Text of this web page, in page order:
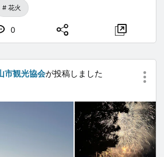
のに対し、台湾の大きなイベン
）は約5分程度しかなく、その差
館山の花火の特徴は海上で打ち上
、どこを見ればいいのか分からな
でした。さらに、砂浜で鑑賞する
寝そべって見ていて、とても心地
瞬間のロマンチックな雰囲気に酔い
会はロマンスに必要なすべての要素
花火
0
市観光協会が投稿しました